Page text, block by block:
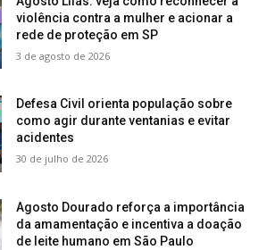
violência contra a mulher e acionar a
rede de proteção em SP
3 de agosto de 2026
Defesa Civil orienta população sobre
como agir durante ventanias e evitar
acidentes
30 de julho de 2026
Agosto Dourado reforça a importância
da amamentação e incentiva a doação
de leite humano em São Paulo